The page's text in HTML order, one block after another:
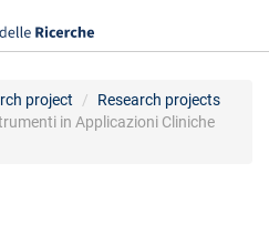
project
Research projects
in Applicazioni Cliniche